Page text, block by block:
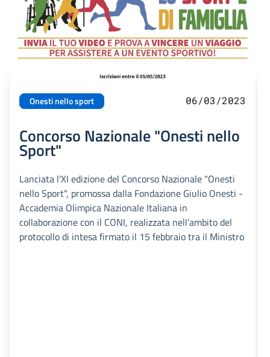
Onesti nello sport 06/03/2023
Concorso Nazionale "Onesti nello
Sport"
Lanciata l'XI edizione del Concorso Nazionale "Onesti
nello Sport", promossa dalla Fondazione Giulio Onesti -
Accademia Olimpica Nazionale Italiana in
collaborazione con il CONI, realizzata nell’ambito del
protocollo di intesa firmato il 15 febbraio tra il Ministro